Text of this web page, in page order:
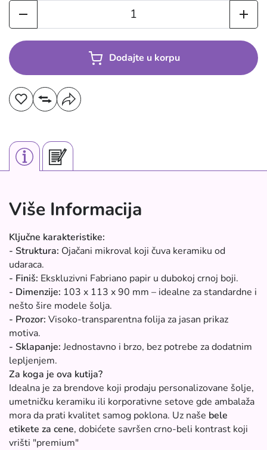
Dodajte u korpu
Više Informacija
Ključne karakteristike:
- Struktura: Ojačani mikroval koji čuva keramiku od
udaraca.
- Finiš: Ekskluzivni Fabriano papir u dubokoj crnoj boji.
- Dimenzije: 103 x 113 x 90 mm – idealne za standardne i
nešto šire modele šolja.
- Prozor: Visoko-transparentna folija za jasan prikaz
motiva.
- Sklapanje: Jednostavno i brzo, bez potrebe za dodatnim
lepljenjem.
Za koga je ova kutija?
Idealna je za brendove koji prodaju personalizovane šolje,
umetničku keramiku ili korporativne setove gde ambalaža
mora da prati kvalitet samog poklona. Uz naše bele
etikete za cene, dobićete savršen crno-beli kontrast koji
vrišti "premium"